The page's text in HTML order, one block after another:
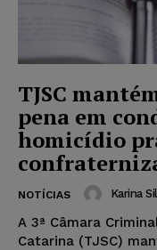
TJSC
pena em
homicídio
NOTÍCIAS Karina
A 3ª Câmara
Catarina (TJSC)